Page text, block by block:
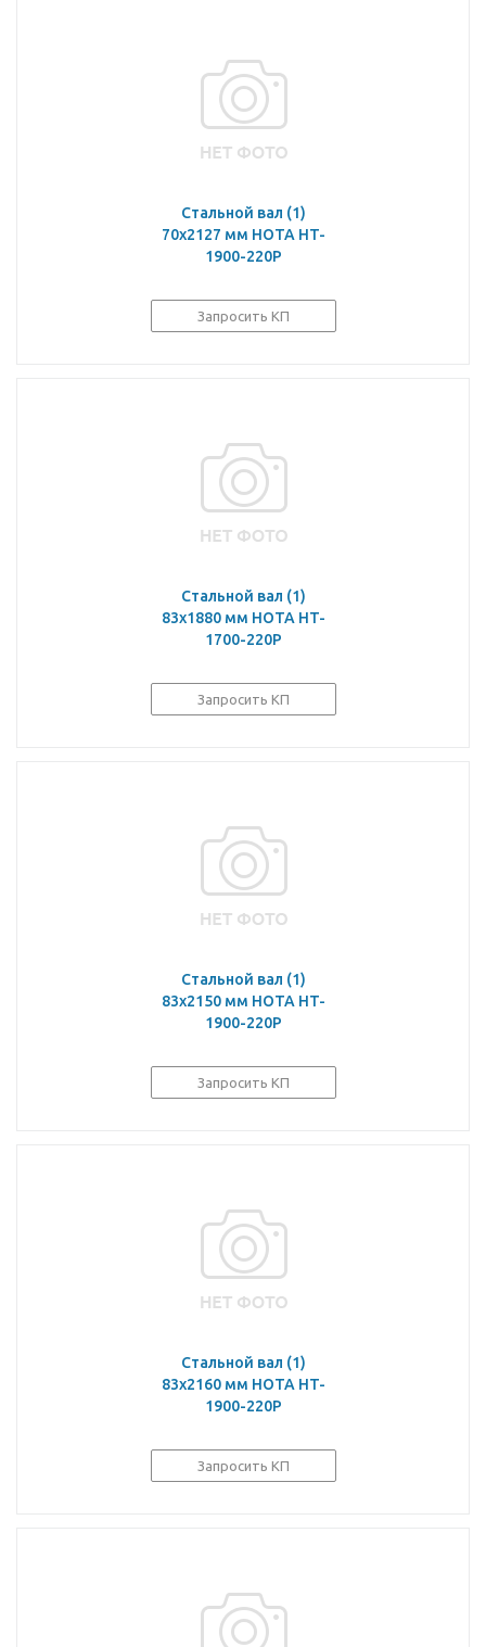
Стальной вал (1)
70х2127 мм HOTA HT-
1900-220P
Запросить КП
Стальной вал (1)
83х1880 мм HOTA HT-
1700-220P
Запросить КП
Стальной вал (1)
83х2150 мм HOTA HT-
1900-220P
Запросить КП
Стальной вал (1)
83х2160 мм HOTA HT-
1900-220P
Запросить КП